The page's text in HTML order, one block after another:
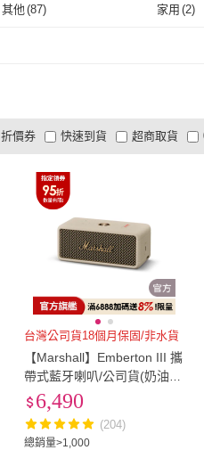
Airplay(2 短焦 (2)
其他 (87) 家用 (2)
折價券
有影片
商品有量 電視購物
快速到貨 超商取貨
貨到付款
及以上
台灣公司貨18個月保固/非水貨
【Marshall】Emberton III 攜
帶式藍牙喇叭/公司貨(奶油
白)
總銷量>1,000
6,490
(204)